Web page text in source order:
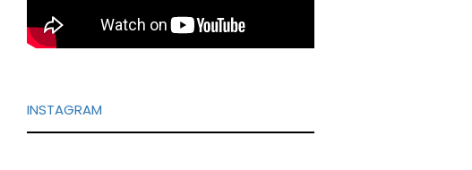
INSTAGRAM